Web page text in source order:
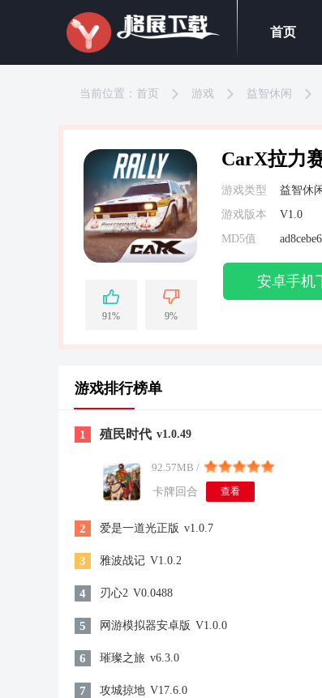
首页
当前位置： 首页 游戏 益智休闲
91% 9%
CarX拉力
游戏类型 益智休
游戏版本
V1.0
MD5值
安卓手机
游戏排行榜单
1 殖民时代 v1.0.49
92.57MB /
卡牌回合
查看
2 爱是一道光正版 v1.0.7
3 雅波战记 V1.0.2
4 刃心2 V0.0488
5 网游模拟器安卓版 V1.0.0
6 璀璨之旅 v6.3.0
7 攻城掠地 V17.6.0